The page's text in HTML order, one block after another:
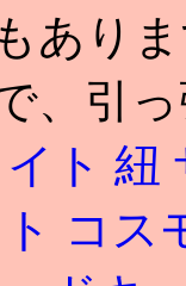
あり
、引
ト 紐
コス